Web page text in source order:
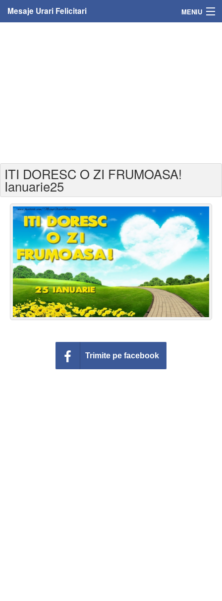
Mesaje Urari Felicitari MENIU
Felicitari varsta
Felicitari zilele anului
Felicitari zile saptamana
Felicitari muzicale
Felicitari muzicale personalizate
Felicitari animate
Invitatii personalizate
ITI DORESC O ZI FRUMOASA!
Ianuarie25
Trimite pe facebook